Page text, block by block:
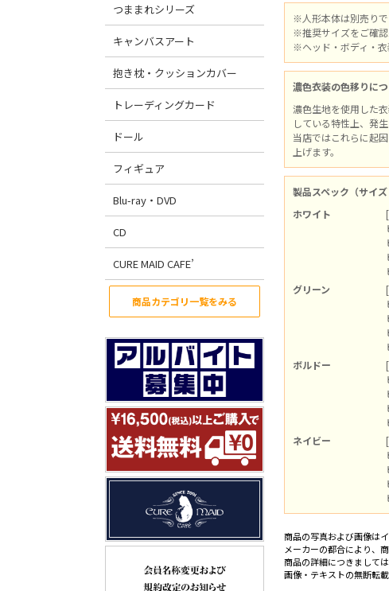
つままれシリーズ
キャンバスアート
抱き枕・クッションカバー
トレーディングカード
ドール
フィギュア
Blu-ray・DVD
CD
CURE MAID CAFE’
商品カテゴリ一覧をみる
※人形本体は別売りで
※推奨サイズをご確認
※ヘッド・ボディ・衣
濃色衣装の色移りに
濃色生地を使用した
している特性上、発
当店ではこれらに起
上げます。
製品スペック（サイズ
ホワイト
グリーン
ボルドー
ネイビー
商品の写真および画像は
メーカーの都合により、
商品の詳細につきまして
画像・テキストの無断転